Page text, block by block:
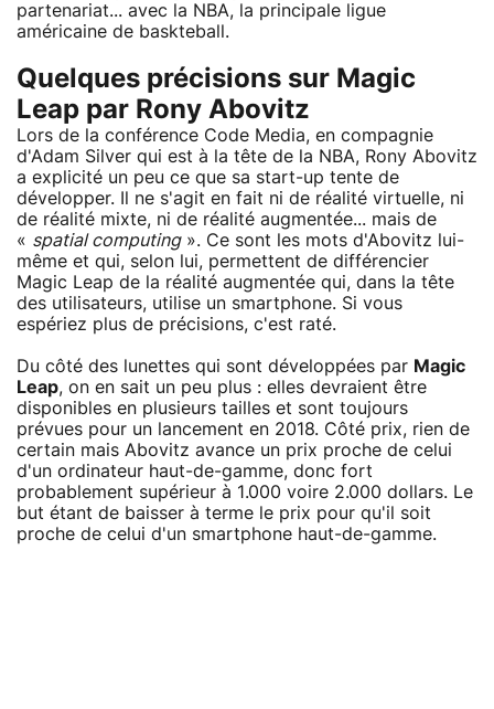
partenariat... avec la NBA, la principale ligue
américaine de baskteball.
Quelques précisions sur Magic
Leap par Rony Abovitz
Lors de la conférence Code Media, en compagnie
d'Adam Silver qui est à la tête de la NBA, Rony Abovitz
a explicité un peu ce que sa start-up tente de
développer. Il ne s'agit en fait ni de réalité virtuelle, ni
de réalité mixte, ni de réalité augmentée... mais de
« spatial computing». Ce sont les mots d'Abovitz lui-
même et qui, selon lui, permettent de différencier
Magic Leap de la réalité augmentée qui, dans la tête
des utilisateurs, utilise un smartphone. Si vous
espériez plus de précisions, c'est raté.
Du côté des lunettes qui sont développées par Magic
Leap, on en sait un peu plus : elles devraient être
disponibles en plusieurs tailles et sont toujours
prévues pour un lancement en 2018. Côté prix, rien de
certain mais Abovitz avance un prix proche de celui
d'un ordinateur haut-de-gamme, donc fort
probablement supérieur à 1.000 voire 2.000 dollars. Le
but étant de baisser à terme le prix pour qu'il soit
proche de celui d'un smartphone haut-de-gamme.